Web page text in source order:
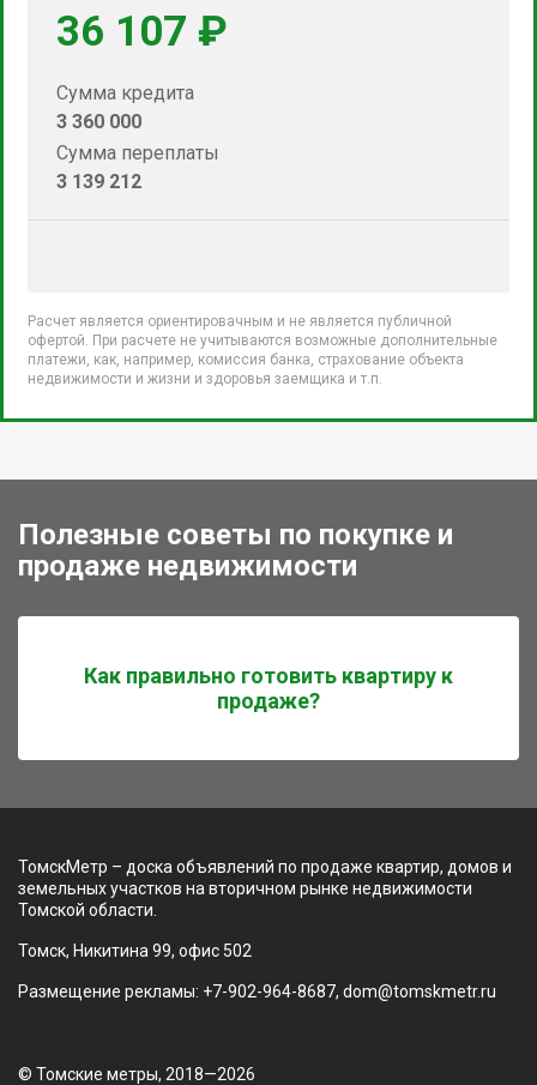
36 107 ₽
Сумма кредита
3 360 000
Сумма переплаты
3 139 212
Расчет является ориентировачным и не является публичной
офертой. При расчете не учитываются возможные дополнительные
платежи, как, например, комиссия банка, страхование объекта
недвижимости и жизни и здоровья заемщика и т.п.
Полезные советы по покупке и
продаже недвижимости
Как правильно готовить квартиру к
продаже?
ТомскМетр – доска объявлений по продаже квартир, домов и
земельных участков на вторичном рынке недвижимости
Томской области.
Томск, Никитина 99, офис 502
Размещение рекламы: +7-902-964-8687, dom@tomskmetr.ru
© Томские метры, 2018—2026